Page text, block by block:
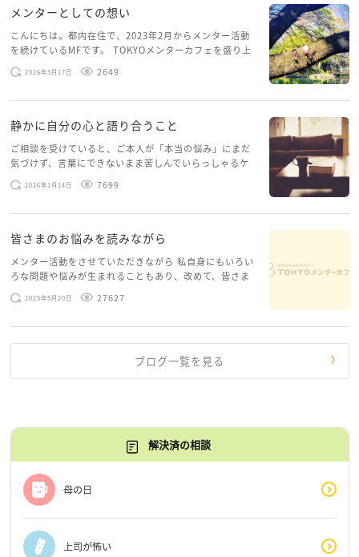
メンターとしての想い
こんにちは。都内在住で、2023年2月からメンター活動
を続けているMFです。 TOKYOメンターカフェを盛り上
げたいという想いから、勇気を出して初めてブログを投
稿してみようと思います。少し自分のことを書いてみま
2026年3月17日 2649
静かに自分の心と語り合うこと
ご相談を受けていると、ご本人が「本当の悩み」にまだ
気づけず、言葉にできないまま苦しんでいらっしゃるケ
ースがありますお悩みというのは、心の深いところ（深
層心理）に触れることで、まったく違う角度から解決の
2026年1月14日 7699
皆さまのお悩みを読みながら
メンター活動をさせていただきながら 私自身にもいろい
ろな問題や悩みが生まれることもあり、改めて、皆さま
のお悩みを読みながら 「みんな、もがいてる。わたし
だけじゃないんだな」と、逆に励まされるような日々で
2025年5月20日 27627
ブログ一覧を見る
解決済の相談
母の日
上司が怖い